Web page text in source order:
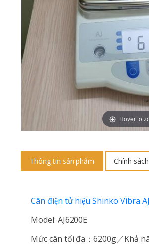
Hover to
Thông tin sản phẩm Chính
Cân điện tử hiệu Shinko Vibra
Model: AJ6200E
Mức cân tối đa：6200g／Khả